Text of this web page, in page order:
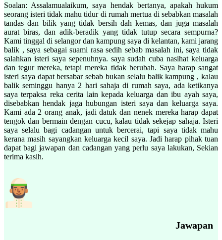
Soalan: Assalamualaikum, saya hendak bertanya, apakah hukum
seorang isteri tidak mahu tidur di rumah mertua di sebabkan masalah
tandas dan bilik yang tidak bersih dah kemas, dan juga masalah
aurat biras, dan adik-beradik yang tidak tutup secara sempurna?
Kami tinggal di selangor dan kampung saya di kelantan, kami jarang
balik , saya sebagai suami rasa sedih sebab masalah ini, saya tidak
salahkan isteri saya sepenuhnya. saya sudah cuba nasihat keluarga
dan tegur mereka, tetapi mereka tidak berubah. Saya harap sangat
isteri saya dapat bersabar sebab bukan selalu balik kampung , kalau
balik seminggu hanya 2 hari sahaja di rumah saya, ada ketikanya
saya terpaksa reka cerita lain kepada keluarga dan ibu ayah saya,
disebabkan hendak jaga hubungan isteri saya dan keluarga saya.
Kami ada 2 orang anak, jadi datuk dan nenek mereka harap dapat
tengok dan bermain dengan cucu, kalau tidak sekejap sahaja. Isteri
saya selalu bagi cadangan untuk bercerai, tapi saya tidak mahu
kerana masih sayangkan keluarga kecil saya. Jadi harap pihak tuan
dapat bagi jawapan dan cadangan yang perlu saya lakukan, Sekian
terima kasih.
Jawapan